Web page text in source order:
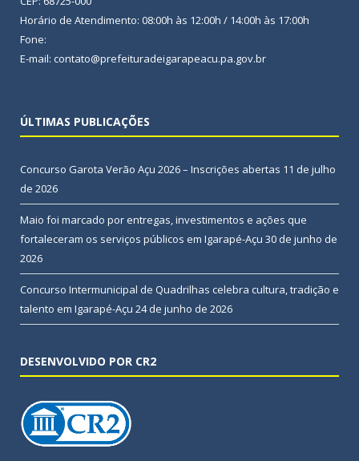
Horário de Atendimento: 08:00h às 12:00h / 14:00h às 17:00h
Fone:
E-mail: contato@prefeituradeigarapeacu.pa.gov.br
ÚLTIMAS PUBLICAÇÕES
Concurso Garota Verão Açu 2026 – Inscrições abertas 11 de julho
de 2026
Maio foi marcado por entregas, investimentos e ações que
fortaleceram os serviços públicos em Igarapé-Açu 30 de junho de
2026
Concurso Intermunicipal de Quadrilhas celebra cultura, tradição e
talento em Igarapé-Açu 24 de junho de 2026
DESENVOLVIDO POR CR2